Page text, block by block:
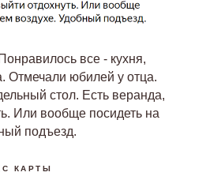
все - кухня,
Отмечали юбилей у отца.
стол. Есть веранда,
Или вообще посидеть на
подъезд.
КАРТЫ